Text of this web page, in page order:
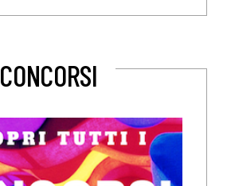
CONCORSI